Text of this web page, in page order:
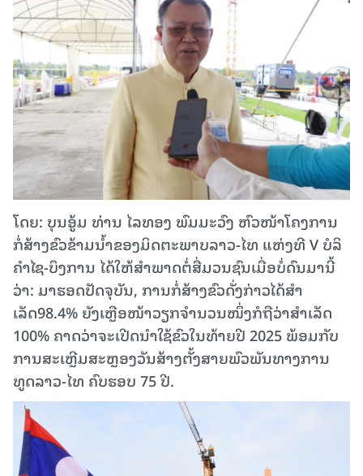
ໂດຍ: ບຸນອູ້ມ ທ່ານ ໄລທອງ ພົມມະວົງ ຫົວໜ້າໂຄງການ
ກໍ່ສ້າງຂົວຂ້າມນໍ້າຂອງມິດຕະພາບລາວ-ໄທ ແຫ່ງທີ V ບໍລິ
ຄໍາໄຊ-ບຶງການ ໄດ້ໃຫ້ສໍາພາດຕໍ່ສື່ມວນຊົນເມື່ອບໍ່ດົນມານີ້
ວ່າ: ມາຮອດປັດຈຸບັນ, ການກໍ່ສ້າງຂົວດັ່ງກ່າວໄດ້ສໍາ
ເລັດ98.4% ຍັງເຫຼືອໜ້າວຽກຈໍານວນໜຶ່ງກໍຖືວ່າສໍາເລັດ
100% ຄາດວ່າຈະເປີດນໍາໃຊ້ຂົວໃນທ້າຍປີ 2025 ພ້ອມກັບ
ການສະເຫຼີມສະຫຼອງວັນສ້າງຕັ້ງສາຍພົວພັນທາງການ
ທູດລາວ-ໄທ ຄົບຮອບ 75 ປີ.